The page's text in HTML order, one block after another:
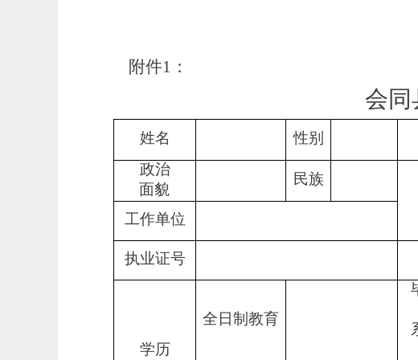
附件1：
会同
姓名 性别
政治
面貌
民族
工作单位
执业证号
学历
全日制教育